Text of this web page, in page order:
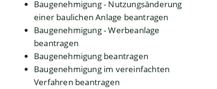
Baugenehmigung - Nutzungsänderung
einer baulichen Anlage beantragen
Baugenehmigung - Werbeanlage
beantragen
Baugenehmigung beantragen
Baugenehmigung im vereinfachten
Verfahren beantragen